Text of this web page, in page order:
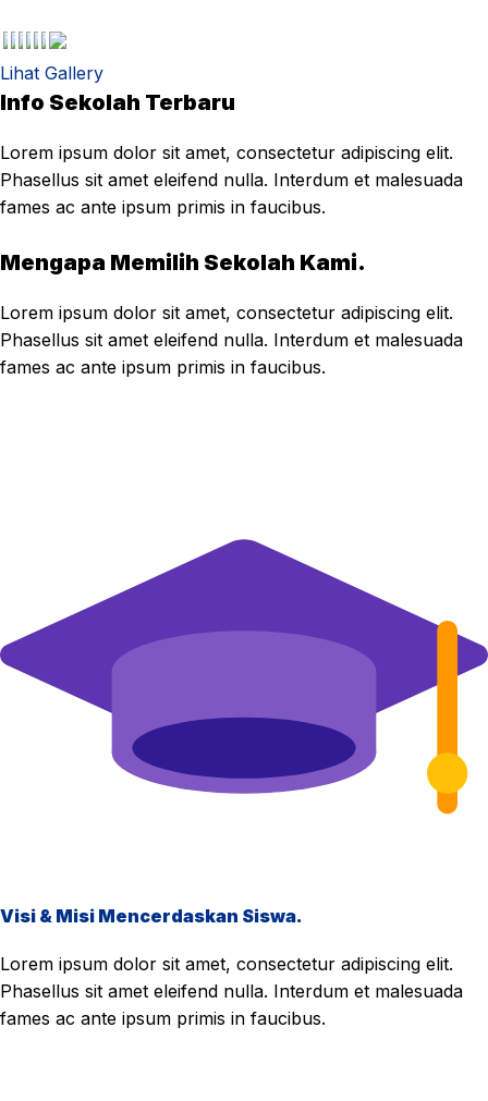
Lihat Gallery
Info Sekolah Terbaru
Lorem ipsum dolor sit amet, consectetur adipiscing elit.
Phasellus sit amet eleifend nulla. Interdum et malesuada
fames ac ante ipsum primis in faucibus.
Mengapa Memilih Sekolah Kami.
Lorem ipsum dolor sit amet, consectetur adipiscing elit.
Phasellus sit amet eleifend nulla. Interdum et malesuada
fames ac ante ipsum primis in faucibus.
Visi & Misi Mencerdaskan Siswa.
Lorem ipsum dolor sit amet, consectetur adipiscing elit.
Phasellus sit amet eleifend nulla. Interdum et malesuada
fames ac ante ipsum primis in faucibus.